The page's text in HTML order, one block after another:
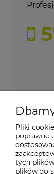
Moje
Pliki
poprawne
tych
plików do